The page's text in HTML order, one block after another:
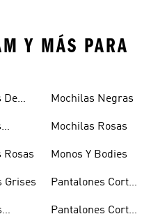
Y MÁS PARA
De
Rosas
Grises
Mochilas Negras
Mochilas Rosas
Monos Y Bodies
Pantalones Cortos
Pantalones Cortos